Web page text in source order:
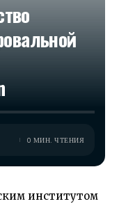
0 МИН. ЧТЕНИЯ
институтом